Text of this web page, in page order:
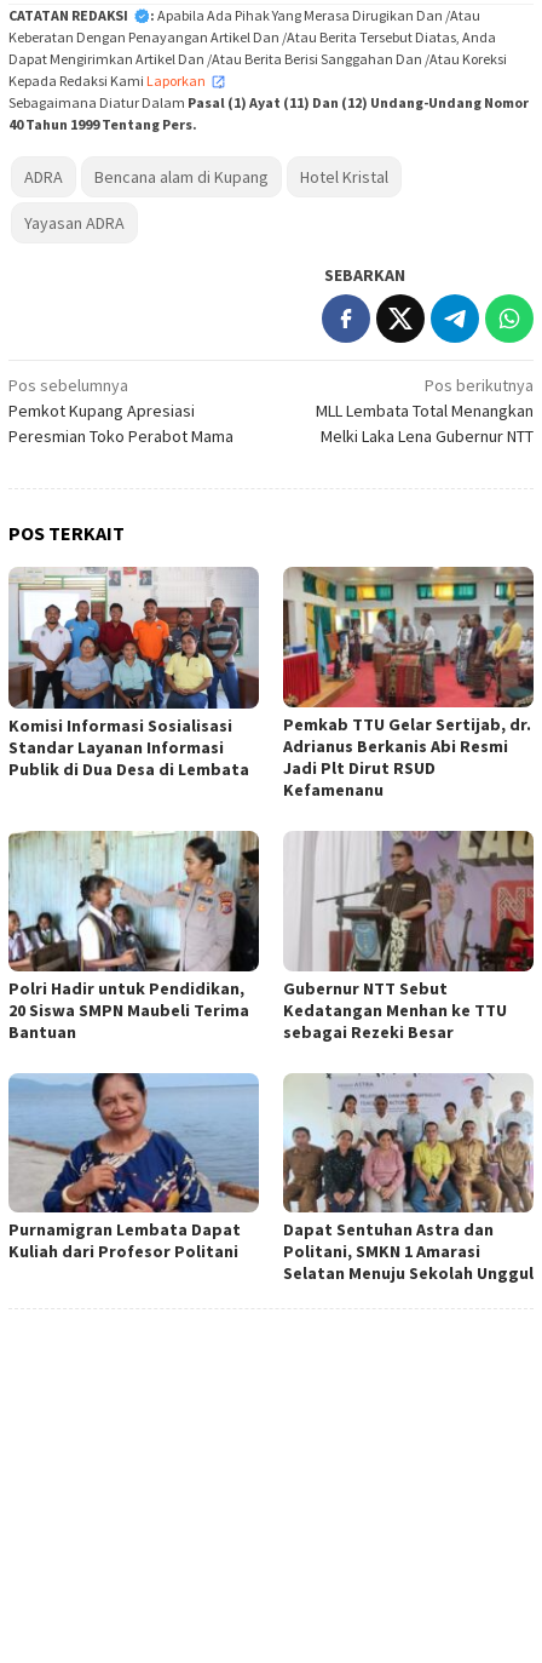
CATATAN REDAKSI : Apabila Ada Pihak Yang Merasa Dirugikan Dan /Atau
Keberatan Dengan Penayangan Artikel Dan /Atau Berita Tersebut Diatas, Anda
Dapat Mengirimkan Artikel Dan /Atau Berita Berisi Sanggahan Dan /Atau Koreksi
Kepada Redaksi Kami Laporkan
,
Sebagaimana Diatur Dalam Pasal (1) Ayat (11) Dan (12) Undang-Undang Nomor
40 Tahun 1999 Tentang Pers.
ADRA Bencana alam di Kupang Hotel Kristal
Yayasan ADRA
SEBARKAN
Navigasi
pos
Pos sebelumnya
Pemkot Kupang Apresiasi
Peresmian Toko Perabot Mama
Pos berikutnya
MLL Lembata Total Menangkan
Melki Laka Lena Gubernur NTT
POS TERKAIT
Komisi Informasi Sosialisasi
Standar Layanan Informasi
Publik di Dua Desa di Lembata
Pemkab TTU Gelar Sertijab, dr.
Adrianus Berkanis Abi Resmi
Jadi Plt Dirut RSUD
Kefamenanu
Polri Hadir untuk Pendidikan,
20 Siswa SMPN Maubeli Terima
Bantuan
Gubernur NTT Sebut
Kedatangan Menhan ke TTU
sebagai Rezeki Besar
Purnamigran Lembata Dapat
Kuliah dari Profesor Politani
Dapat Sentuhan Astra dan
Politani, SMKN 1 Amarasi
Selatan Menuju Sekolah Unggul